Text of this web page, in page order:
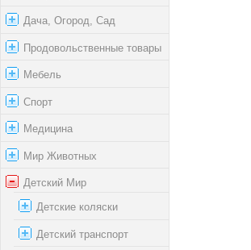
Дача, Огород, Сад
Продовольственные товары
Мебель
Спорт
Медицина
Мир Животных
Детский Мир
Детские коляски
Детский транспорт